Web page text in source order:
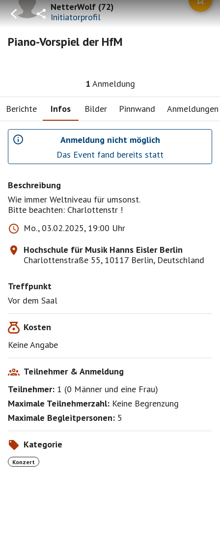
NetterWolf(72)
Initiatorprofil
Piano-Vorspiel der HfM
1 Anmeldung
Berichte Infos Bilder Pinnwand Anmeldungen
Anmeldung nicht möglich
Das Event fand bereits statt
Beschreibung
Wie immer Weltniveau für umsonst.
Bitte beachten: Charlottenstr !
Mo., 03.02.2025, 19:00 Uhr
Hochschule für Musik Hanns Eisler Berlin
Charlottenstraße 55, 10117 Berlin, Deutschland
Treffpunkt
Vor dem Saal
Kosten
Keine Angabe
Teilnehmer & Anmeldung
Teilnehmer: 1 (0 Männer und eine Frau)
Maximale Teilnehmerzahl: Keine Begrenzung
Maximale Begleitpersonen: 5
Kategorie
Konzert